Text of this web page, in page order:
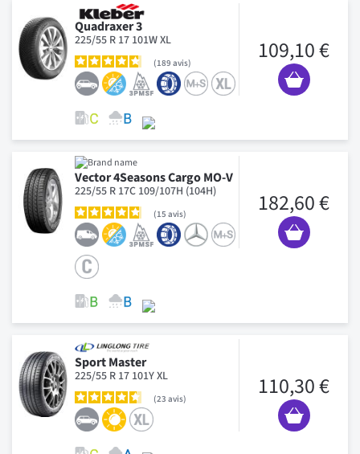
Quadraxer 3
225/55 R 17 101W XL
189 avis 109,10 €
Vector 4Seasons Cargo MO-V
225/55 R 17C 109/107H (104H)
15 avis 182,60 €
Sport Master
225/55 R 17 101Y XL
23 avis 110,30 €